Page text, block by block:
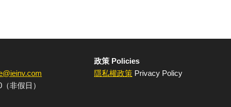
非假日）
政策 Policies
隱私權政策 Privacy Policy